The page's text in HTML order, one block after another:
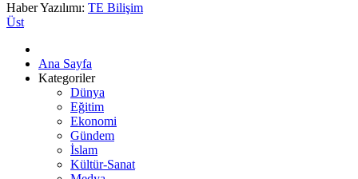
Haber Yazılımı: TE Bilişim
Üst
Ana Sayfa
Kategoriler
Dünya
Eğitim
Ekonomi
Gündem
İslam
Kültür-Sanat